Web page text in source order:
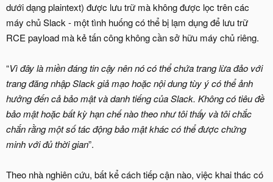
dưới dạng plaintext) được lưu trữ mà không được lọc trên các
máy chủ Slack - một tình huống có thể bị lạm dụng để lưu trữ
RCE payload mà kẻ tấn công không cần sở hữu máy chủ riêng.
“Vì đây là miền đáng tin cậy nên nó có thể chứa trang lừa đảo với
trang đăng nhập Slack giả mạo hoặc nội dung tùy ý có thể ảnh
hưởng đến cả bảo mật và danh tiếng của Slack. Không có tiêu đề
bảo mật hoặc bất kỳ hạn chế nào theo như tôi thấy và tôi chắc
chắn rằng một số tác động bảo mật khác có thể được chứng
minh với đủ thời gian”.
Theo nhà nghiên cứu, bất kể cách tiếp cận nào, việc khai thác có